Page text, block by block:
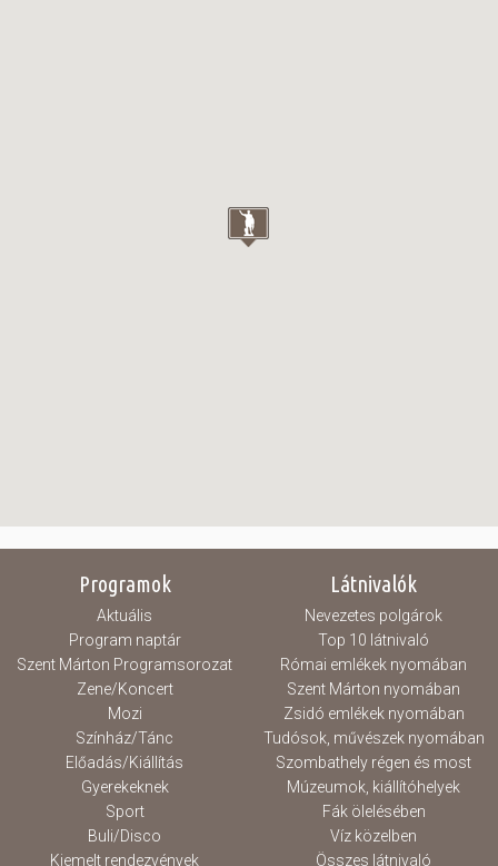
Programok
Aktuális
Program naptár
Szent Márton Programsorozat
Zene/Koncert
Mozi
Színház/Tánc
Előadás/Kiállítás
Gyerekeknek
Sport
Buli/Disco
Kiemelt rendezvények
Látnivalók
Nevezetes polgárok
Top 10 látnivaló
Római emlékek nyomában
Szent Márton nyomában
Zsidó emlékek nyomában
Tudósok, művészek nyomában
Szombathely régen és most
Múzeumok, kiállítóhelyek
Fák ölelésében
Víz közelben
Összes látnivaló